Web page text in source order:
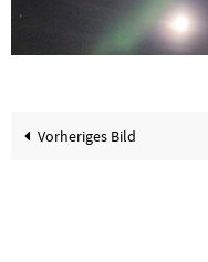
Vorheriges Bild